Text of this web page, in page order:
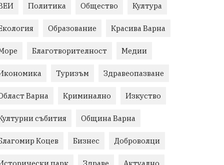
Политика Общество Култура
Образование Красива Варна
Благотворителност Медии
Туризъм Здравеопазване
Варна Криминално Изкуство
събития Община Варна
Коцев Бизнес Доброволци
парк Здраве Актуално